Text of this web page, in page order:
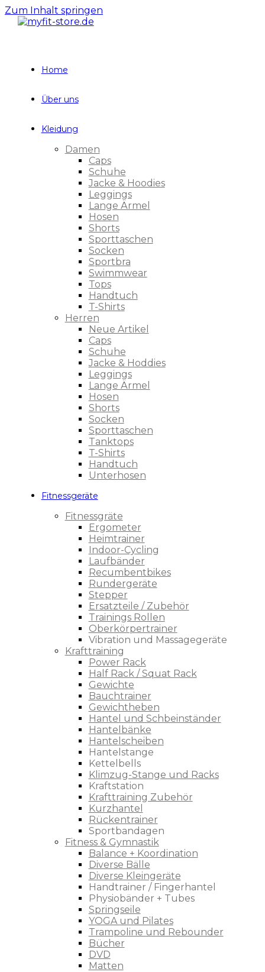
Zum Inhalt springen
Home
Über uns
Kleidung
Damen
Caps
Schuhe
Jacke & Hoodies
Leggings
Lange Ärmel
Hosen
Shorts
Sporttaschen
Socken
Sportbra
Swimmwear
Tops
Handtuch
T-Shirts
Herren
Neue Artikel
Caps
Schuhe
Jacke & Hoddies
Leggings
Lange Ärmel
Hosen
Shorts
Socken
Sporttaschen
Tanktops
T-Shirts
Handtuch
Unterhosen
Fitnessgeräte
Fitnessgräte
Ergometer
Heimtrainer
Indoor-Cycling
Laufbänder
Recumbentbikes
Rundergeräte
Stepper
Ersatzteile / Zubehör
Trainings Rollen
Oberkörpertrainer
Vibration und Massagegeräte
Krafttraining
Power Rack
Half Rack / Squat Rack
Gewichte
Bauchtrainer
Gewichtheben
Hantel und Schbeinständer
Hantelbänke
Hantelscheiben
Hantelstange
Kettelbells
Klimzug-Stange und Racks
Kraftstation
Krafttraining Zubehör
Kurzhantel
Rückentrainer
Sportbandagen
Fitness & Gymnastik
Balance + Koordination
Diverse Bälle
Diverse Kleingeräte
Handtrainer / Fingerhantel
Physiobänder + Tubes
Springseile
YOGA und Pilates
Trampoline und Rebounder
Bücher
DVD
Matten